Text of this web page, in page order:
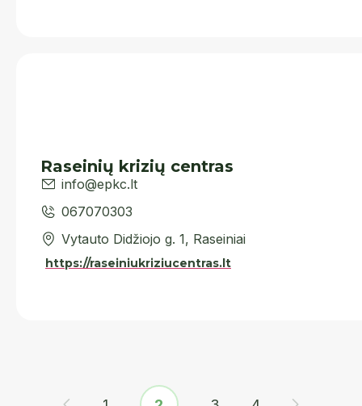
Raseinių krizių centras
info@epkc.lt
067070303
Vytauto Didžiojo g. 1, Raseiniai
https://raseiniukriziucentras.lt